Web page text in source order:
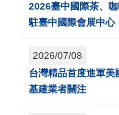
2026臺中國際茶、
駐臺中國際會展中心
2026/07/08
台灣精品首度進軍美
基建業者關注